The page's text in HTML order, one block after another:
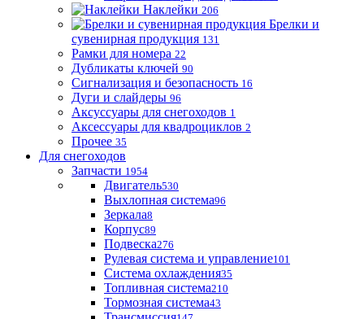
Наклейки 206
Брелки и
сувенирная продукция 131
Рамки для номера 22
Дубликаты ключей 90
Сигнализация и безопасность 16
Дуги и слайдеры 96
Аксуссуары для снегоходов 1
Аксессуары для квадроциклов 2
Прочее 35
Для снегоходов
Запчасти 1954
Двигатель530
Выхлопная система96
Зеркала8
Корпус89
Подвеска276
Рулевая система и управление101
Система охлаждения35
Топливная система210
Тормозная система43